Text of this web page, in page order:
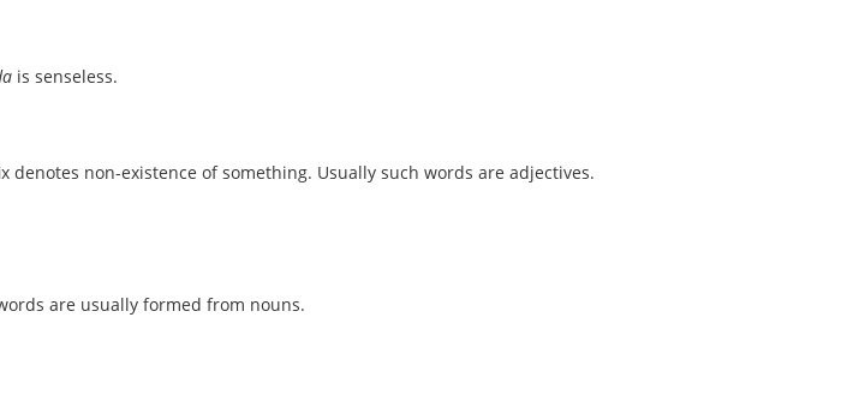
is senseless.
non-existence of something. Usually such words are adjectives.
are usually formed from nouns.